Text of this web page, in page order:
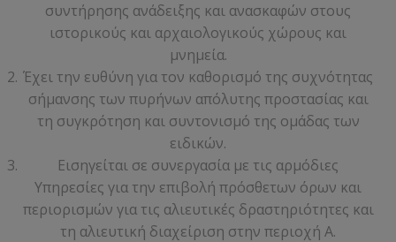
συντήρησης ανάδειξης και ανασκαφών στους
ιστορικούς και αρχαιολογικούς χώρους και
μνημεία.
Έχει την ευθύνη για τον καθορισμό της συχνότητας
σήμανσης των πυρήνων απόλυτης προστασίας και
τη συγκρότηση και συντονισμό της ομάδας των
ειδικών.
Εισηγείται σε συνεργασία με τις αρμόδιες
Υπηρεσίες για την επιβολή πρόσθετων όρων και
περιορισμών για τις αλιευτικές δραστηριότητες και
τη αλιευτική διαχείριση στην περιοχή Α.